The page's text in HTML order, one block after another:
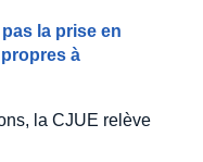
la prise en
à
la CJUE relève